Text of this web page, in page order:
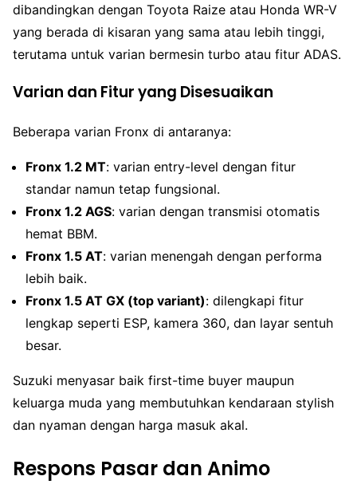
dibandingkan dengan Toyota Raize atau Honda WR-V
yang berada di kisaran yang sama atau lebih tinggi,
terutama untuk varian bermesin turbo atau fitur ADAS.
Varian dan Fitur yang Disesuaikan
Beberapa varian Fronx di antaranya:
Fronx 1.2 MT: varian entry-level dengan fitur
standar namun tetap fungsional.
Fronx 1.2 AGS: varian dengan transmisi otomatis
hemat BBM.
Fronx 1.5 AT: varian menengah dengan performa
lebih baik.
Fronx 1.5 AT GX (top variant): dilengkapi fitur
lengkap seperti ESP, kamera 360, dan layar sentuh
besar.
Suzuki menyasar baik first-time buyer maupun
keluarga muda yang membutuhkan kendaraan stylish
dan nyaman dengan harga masuk akal.
Respons Pasar dan Animo